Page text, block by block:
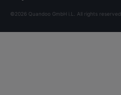
©2026 Quandoo GmbH i.L. All rights reserved